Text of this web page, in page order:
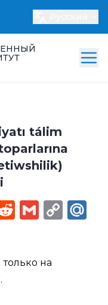
tálim
Reddit
Gmail
только на